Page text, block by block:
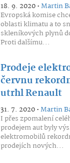
18. 9. 2020 •Martin
Evropská komise
oblasti klimatu a to
skleníkových plynů
Proti dalšímu...
Prodeje
červnu
utrhl Renault
31. 7. 2020 •Martin
I přes zpomalení
prodejem aut byly
elektromobilů
prodejích nových...